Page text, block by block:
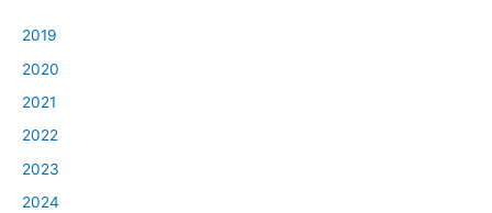
2019
2020
2021
2022
2023
2024